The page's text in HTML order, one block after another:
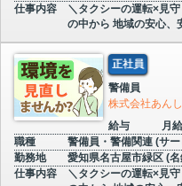
仕事内容
＼タクシーの運転×見
の中から 地域の安心、
正社員
警備員
株式会社あん
給与
月
職種
警備員・警備関連 (サ
勤務地
愛知県名古屋市緑区 (
仕事内容
＼タクシーの運転×見